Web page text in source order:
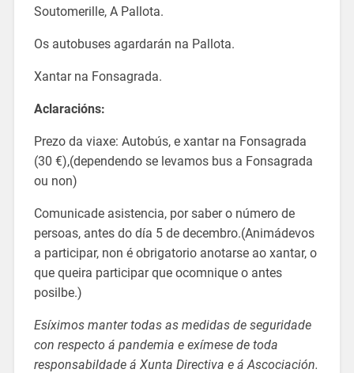
Soutomerille, A Pallota.
Os autobuses agardarán na Pallota.
Xantar na Fonsagrada.
Aclaracións:
Prezo da viaxe: Autobús, e xantar na Fonsagrada
(30 €),(dependendo se levamos bus a Fonsagrada
ou non)
Comunicade asistencia, por saber o número de
persoas, antes do día 5 de decembro.(Animádevos
a participar, non é obrigatorio anotarse ao xantar, o
que queira participar que ocomnique o antes
posilbe.)
Esíximos manter todas as medidas de seguridade
con respecto á pandemia e exímese de toda
responsabildade á Xunta Directiva e á Ascociación.